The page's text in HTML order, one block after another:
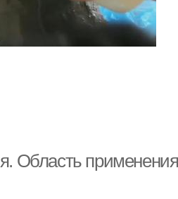
Область